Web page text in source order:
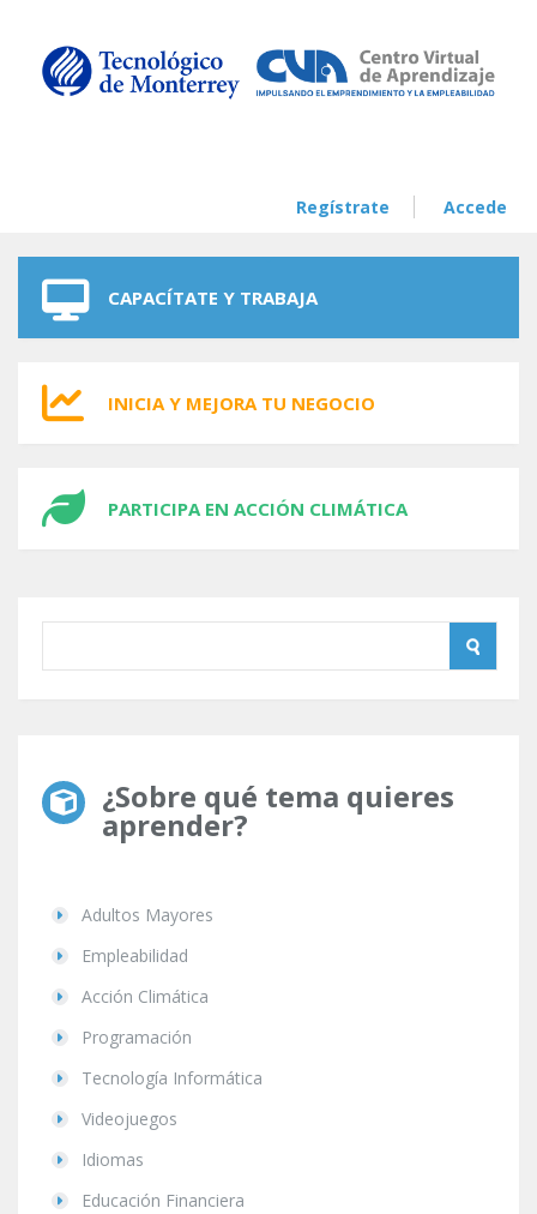
Regístrate Accede
CAPACÍTATE Y TRABAJA
INICIA Y MEJORA TU NEGOCIO
PARTICIPA EN ACCIÓN CLIMÁTICA
¿Sobre qué tema quieres
aprender?
Adultos Mayores
Empleabilidad
Acción Climática
Programación
Tecnología Informática
Videojuegos
Idiomas
Educación Financiera